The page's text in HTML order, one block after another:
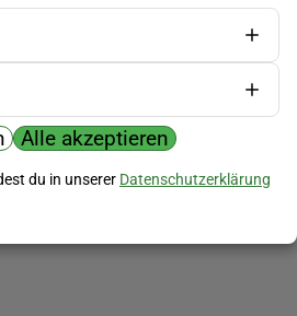
Alle akzeptieren
du in unserer Datenschutzerklärung